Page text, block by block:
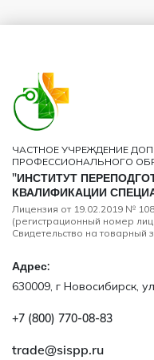
ЧАСТНОЕ УЧРЕЖДЕНИЕ
ПРОФЕССИОНАЛЬНОГО
"ИНСТИТУТ
КВАЛИФИКАЦИИ
Лицензия от 19.02.2019 №
(регистрационный номер
Свидетельство на товарный
Адрес:
630009, г Новосибирск,
+7 (800) 770‑08‑83
trade@sispp.ru